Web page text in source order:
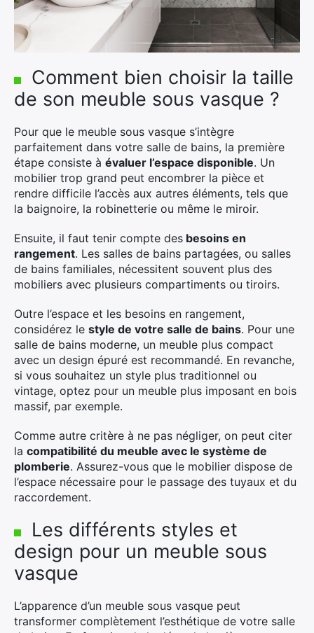
Comment bien choisir la taille
de son meuble sous vasque ?
Pour que le meuble sous vasque s’intègre
parfaitement dans votre salle de bains, la première
étape consiste à évaluer l’espace disponible. Un
mobilier trop grand peut encombrer la pièce et
rendre difficile l’accès aux autres éléments, tels que
la baignoire, la robinetterie ou même le miroir.
Ensuite, il faut tenir compte des besoins en
rangement. Les salles de bains partagées, ou salles
de bains familiales, nécessitent souvent plus des
mobiliers avec plusieurs compartiments ou tiroirs.
Outre l’espace et les besoins en rangement,
considérez le style de votre salle de bains. Pour une
salle de bains moderne, un meuble plus compact
avec un design épuré est recommandé. En revanche,
si vous souhaitez un style plus traditionnel ou
vintage, optez pour un meuble plus imposant en bois
massif, par exemple.
Comme autre critère à ne pas négliger, on peut citer
la compatibilité du meuble avec le système de
plomberie. Assurez-vous que le mobilier dispose de
l’espace nécessaire pour le passage des tuyaux et du
raccordement.
Les différents styles et
design pour un meuble sous
vasque
L’apparence d’un meuble sous vasque peut
transformer complètement l’esthétique de votre salle
×
: